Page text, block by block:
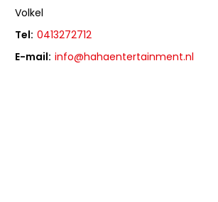
Volkel
Tel: 0413272712
E-mail: info@hahaentertainment.nl